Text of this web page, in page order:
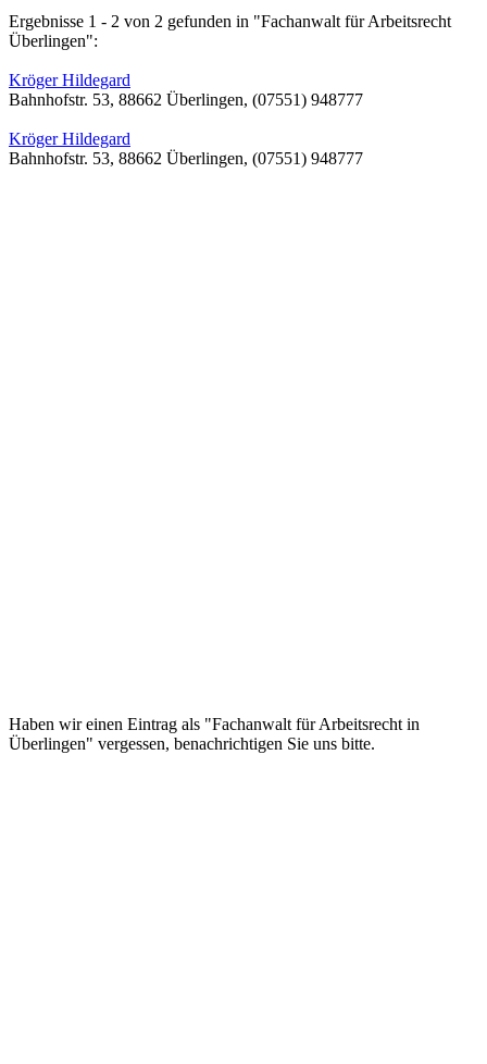
Ergebnisse 1 - 2 von 2 gefunden in "Fachanwalt für Arbeitsrecht
Überlingen":
Kröger Hildegard
Bahnhofstr. 53, 88662 Überlingen, (07551) 948777
Kröger Hildegard
Bahnhofstr. 53, 88662 Überlingen, (07551) 948777
Haben wir einen Eintrag als "Fachanwalt für Arbeitsrecht in
Überlingen" vergessen, benachrichtigen Sie uns bitte.